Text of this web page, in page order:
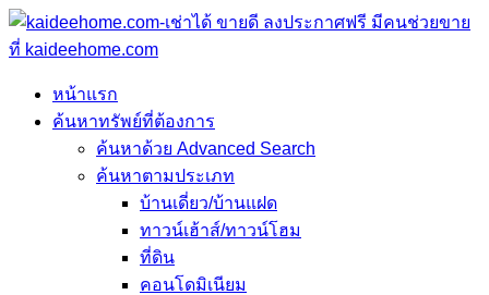
หน้าแรก
ค้นหาทรัพย์ที่ต้องการ
ค้นหาด้วย Advanced Search
ค้นหาตามประเภท
บ้านเดี่ยว/บ้านแฝด
ทาวน์เฮ้าส์/ทาวน์โฮม
ที่ดิน
คอนโดมิเนียม